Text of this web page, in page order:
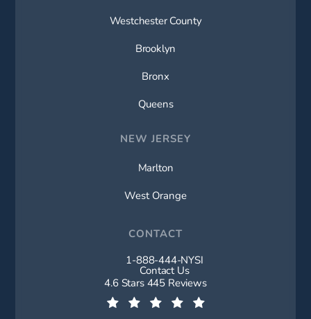
Westchester County
Brooklyn
Bronx
Queens
NEW JERSEY
Marlton
West Orange
CONTACT
Call New York Spine Institute on
1-888-444-NYSI
Contact Us
New York Spine Institute reviews:
4.6 Stars 445 Reviews